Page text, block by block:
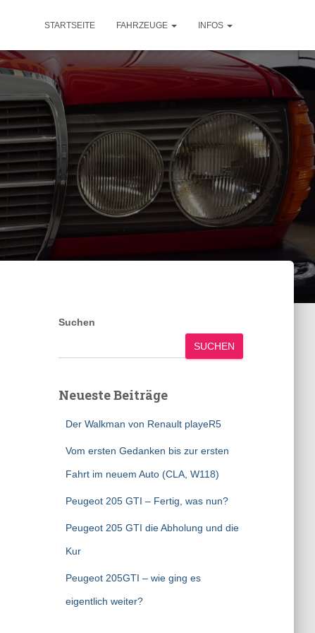
STARTSEITE FAHRZEUGE INFOS
Suchen
SUCHEN
Neueste Beiträge
Der Walkman von Renault playeR5
Vom ersten Gedanken bis zur ersten
Fahrt im neuem Auto (CLA, W118)
Peugeot 205 GTI – Fertig, was nun?
Peugeot 205 GTI die Abholung und die
Kur
Peugeot 205GTI – wie ging es
eigentlich weiter?